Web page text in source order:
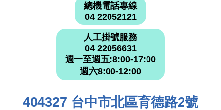
總機電話專線
04 22052121
人工掛號服務
04 22056631
週一至週五:8:00-17:00
週六8:00-12:00
404327 台中市北區育德路2號